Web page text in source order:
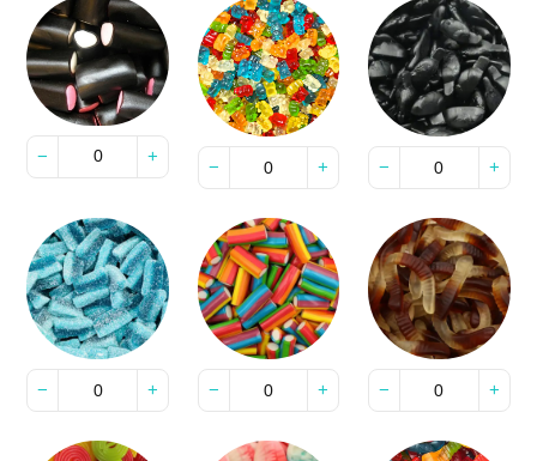
− +
− + − +
− + − + − +